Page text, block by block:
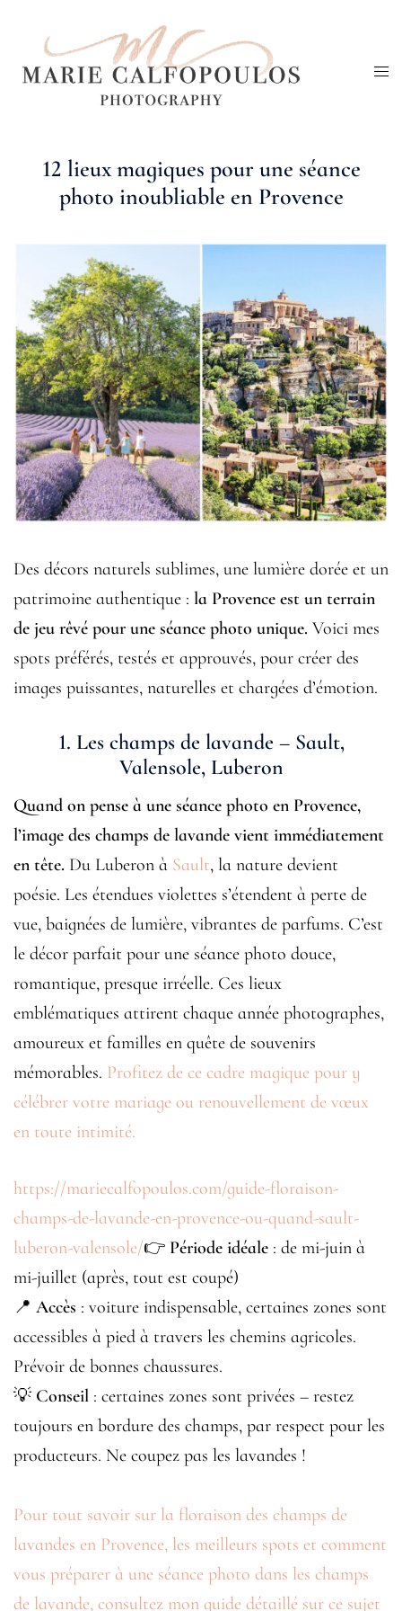
contenu
12 lieux magiques pour une séance
photo inoubliable en Provence
Des décors naturels sublimes, une lumière dorée et un
patrimoine authentique : la Provence est un terrain
de jeu rêvé pour une séance photo unique. Voici mes
spots préférés, testés et approuvés, pour créer des
images puissantes, naturelles et chargées d’émotion.
1. Les champs de lavande – Sault,
Valensole, Luberon
Quand on pense à une séance photo en Provence,
l’image des champs de lavande vient immédiatement
en tête. Du Luberon à Sault, la nature devient
poésie. Les étendues violettes s’étendent à perte de
vue, baignées de lumière, vibrantes de parfums. C’est
le décor parfait pour une séance photo douce,
romantique, presque irréelle. Ces lieux
emblématiques attirent chaque année photographes,
amoureux et familles en quête de souvenirs
mémorables. Profitez de ce cadre magique pour y
célébrer votre mariage ou renouvellement de vœux
en toute intimité.
https://mariecalfopoulos.com/guide-floraison-
champs-de-lavande-en-provence-ou-quand-sault-
luberon-valensole/👉 Période idéale : de mi-juin à
mi-juillet (après, tout est coupé)
📍 Accès : voiture indispensable, certaines zones sont
accessibles à pied à travers les chemins agricoles.
Prévoir de bonnes chaussures.
💡 Conseil : certaines zones sont privées – restez
toujours en bordure des champs, par respect pour les
producteurs. Ne coupez pas les lavandes !
Pour tout savoir sur la floraison des champs de
lavandes en Provence, les meilleurs spots et comment
vous préparer à une séance photo dans les champs
de lavande, consultez mon guide détaillé sur ce sujet